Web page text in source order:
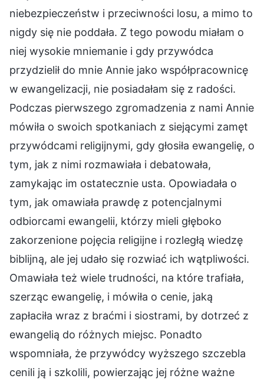
niebezpieczeństw i przeciwności losu, a mimo to
nigdy się nie poddała. Z tego powodu miałam o
niej wysokie mniemanie i gdy przywódca
przydzielił do mnie Annie jako współpracownicę
w ewangelizacji, nie posiadałam się z radości.
Podczas pierwszego zgromadzenia z nami Annie
mówiła o swoich spotkaniach z siejącymi zamęt
przywódcami religijnymi, gdy głosiła ewangelię, o
tym, jak z nimi rozmawiała i debatowała,
zamykając im ostatecznie usta. Opowiadała o
tym, jak omawiała prawdę z potencjalnymi
odbiorcami ewangelii, którzy mieli głęboko
zakorzenione pojęcia religijne i rozległą wiedzę
biblijną, ale jej udało się rozwiać ich wątpliwości.
Omawiała też wiele trudności, na które trafiała,
szerząc ewangelię, i mówiła o cenie, jaką
zapłaciła wraz z braćmi i siostrami, by dotrzeć z
ewangelią do różnych miejsc. Ponadto
wspomniała, że przywódcy wyższego szczebla
cenili ją i szkolili, powierzając jej różne ważne